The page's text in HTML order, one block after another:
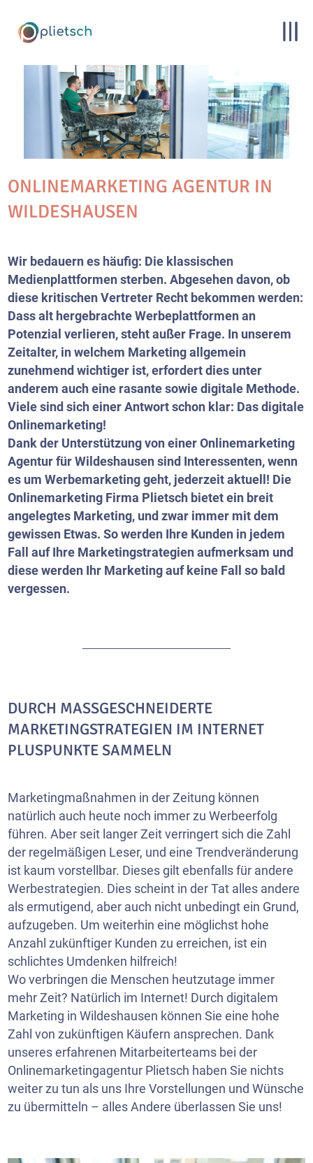
ONLINEMARKETING AGENTUR IN
WILDESHAUSEN
Wir bedauern es häufig: Die klassischen
Medienplattformen sterben. Abgesehen davon, ob
diese kritischen Vertreter Recht bekommen werden:
Dass alt hergebrachte Werbeplattformen an
Potenzial verlieren, steht außer Frage. In unserem
Zeitalter, in welchem Marketing allgemein
zunehmend wichtiger ist, erfordert dies unter
anderem auch eine rasante sowie digitale Methode.
Viele sind sich einer Antwort schon klar: Das digitale
Onlinemarketing!
Dank der Unterstützung von einer Onlinemarketing
Agentur für Wildeshausen sind Interessenten, wenn
es um Werbemarketing geht, jederzeit aktuell! Die
Onlinemarketing Firma Plietsch bietet ein breit
angelegtes Marketing, und zwar immer mit dem
gewissen Etwas. So werden Ihre Kunden in jedem
Fall auf Ihre Marketingstrategien aufmerksam und
diese werden Ihr Marketing auf keine Fall so bald
vergessen.
DURCH MASSGESCHNEIDERTE M
ARKETINGSTRATEGIEN IM INTERNET P
LUSPUNKTE SAMMELN
Marketingmaßnahmen in der Zeitung können
natürlich auch heute noch immer zu Werbeerfolg
führen. Aber seit langer Zeit verringert sich die Zahl
der regelmäßigen Leser, und eine Trendveränderung
ist kaum vorstellbar. Dieses gilt ebenfalls für andere
Werbestrategien. Dies scheint in der Tat alles andere
als ermutigend, aber auch nicht unbedingt ein Grund,
aufzugeben. Um weiterhin eine möglichst hohe
Anzahl zukünftiger Kunden zu erreichen, ist ein
schlichtes Umdenken hilfreich!
Wo verbringen die Menschen heutzutage immer
mehr Zeit? Natürlich im Internet! Durch digitalem
Marketing in Wildeshausen können Sie eine hohe
Zahl von zukünftigen Käufern ansprechen. Dank
unseres erfahrenen Mitarbeiterteams bei der
Onlinemarketingagentur Plietsch haben Sie nichts
weiter zu tun als uns Ihre Vorstellungen und Wünsche
zu übermitteln – alles Andere überlassen Sie uns!